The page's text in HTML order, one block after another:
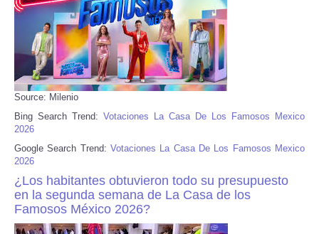
Source: Milenio
Bing Search Trend: Votaciones La Casa De Los Famosos Mexico
2026
Google Search Trend: Votaciones La Casa De Los Famosos Mexico
2026
¿Los habitantes obtuvieron todo su presupuesto
en la segunda semana de La Casa de los
Famosos México 2026?